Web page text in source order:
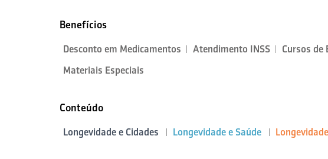
Benefícios
Desconto em Medicamentos Atendimento INSS Cursos de
Materiais Especiais
Conteúdo
Longevidade e Cidades Longevidade e Saúde